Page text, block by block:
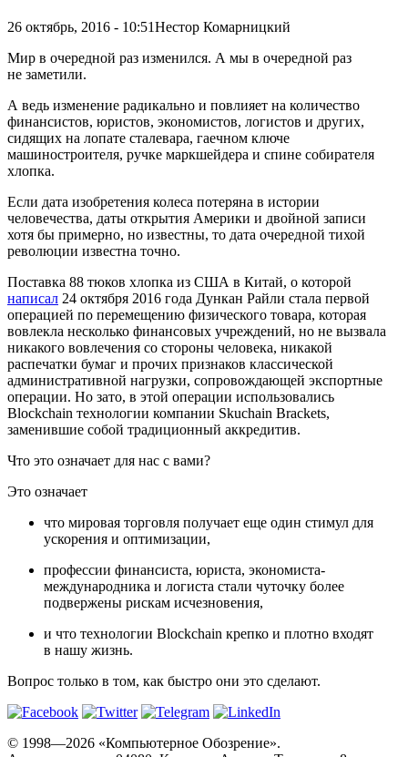
26 октябрь, 2016 - 10:51Нестор Комарницкий
Мир в очередной раз изменился. А мы в очередной раз
не заметили.
А ведь изменение радикально и повлияет на количество
финансистов, юристов, экономистов, логистов и других,
сидящих на лопате сталевара, гаечном ключе
машиностроителя, ручке маркшейдера и спине собирателя
хлопка.
Если дата изобретения колеса потеряна в истории
человечества, даты открытия Америки и двойной записи
хотя бы примерно, но известны, то дата очередной тихой
революции известна точно.
Поставка 88 тюков хлопка из США в Китай, о которой
написал 24 октября 2016 года Дункан Райли стала первой
операцией по перемещению физического товара, которая
вовлекла несколько финансовых учреждений, но не вызвала
никакого вовлечения со стороны человека, никакой
распечатки бумаг и прочих признаков классической
административной нагрузки, сопровождающей экспортные
операции. Но зато, в этой операции использовались
Blockchain технологии компании Skuchain Brackets,
заменившие собой традиционный аккредитив.
Что это означает для нас с вами?
Это означает
что мировая торговля получает еще один стимул для
ускорения и оптимизации,
профессии финансиста, юриста, экономиста-
международника и логиста стали чуточку более
подвержены рискам исчезновения,
и что технологии Blockchain крепко и плотно входят
в нашу жизнь.
Вопрос только в том, как быстро они это сделают.
© 1998—2026 «Компьютерное Обозрение».